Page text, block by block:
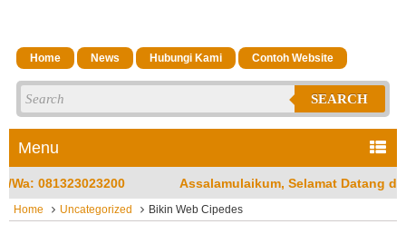
Home News Hubungi Kami Contoh Website
SEARCH
Menu
Assalamulaikum, Selamat Datang di Jasa Bandung Website
Home Uncategorized Bikin Web Cipedes